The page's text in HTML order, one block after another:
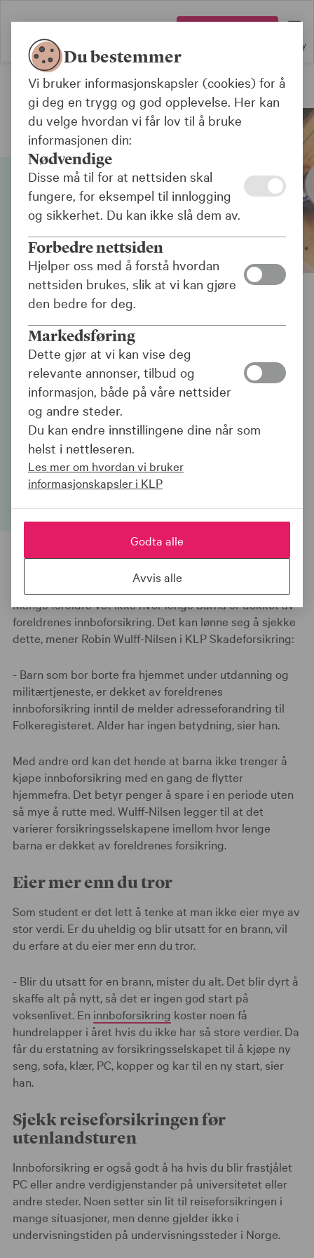
Meny
Forsikring
Mange vet ikke om
barna er innboforsikret
| 15.05.26
Har barna flyttet ut? Mange foreldre vet
ikke om barna er innboforsikret eller hvor
lenge de er dekket av reiseforsikringen
deres. Det kan lønne seg å sjekke!
Mange foreldre vet ikke hvor lenge barna er dekket av
foreldrenes innboforsikring. Det kan lønne seg å sjekke
dette, mener Robin Wulff-Nilsen i KLP Skadeforsikring:
- Barn som bor borte fra hjemmet under utdanning og
militærtjeneste, er dekket av foreldrenes
innboforsikring inntil de melder adresseforandring til
Folkeregisteret. Alder har ingen betydning, sier han.
Med andre ord kan det hende at barna ikke trenger å
kjøpe innboforsikring med en gang de flytter
hjemmefra. Det betyr penger å spare i en periode uten
så mye å rutte med. Wulff-Nilsen legger til at det
varierer forsikringsselskapene imellom hvor lenge
barna er dekket av foreldrenes forsikring.
Eier mer enn du tror
Som student er det lett å tenke at man ikke eier mye av
stor verdi. Er du uheldig og blir utsatt for en brann, vil
du erfare at du eier mer enn du tror.
- Blir du utsatt for en brann, mister du alt. Det blir dyrt å
skaffe alt på nytt, så det er ingen god start på
voksenlivet. En innboforsikring koster noen få
hundrelapper i året hvis du ikke har så store verdier. Da
får du erstatning av forsikringsselskapet til å kjøpe ny
seng, sofa, klær, PC, kopper og kar til en ny start, sier
han.
Sjekk reiseforsikringen før
utenlandsturen
Innboforsikring er også godt å ha hvis du blir frastjålet
PC eller andre verdigjenstander på universitetet eller
andre steder. Noen setter sin lit til reiseforsikringen i
mange situasjoner, men denne gjelder ikke i
undervisningstiden på undervisningssteder i Norge.
Du bestemmer
Vi bruker informasjonskapsler (cookies) for å
gi deg en trygg og god opplevelse. Her kan
du velge hvordan vi får lov til å bruke
informasjonen din:
Nødvendige
Disse må til for at nettsiden skal
fungere, for eksempel til innlogging
og sikkerhet. Du kan ikke slå dem av.
Forbedre nettsiden
Hjelper oss med å forstå hvordan
nettsiden brukes, slik at vi kan gjøre
den bedre for deg.
Markedsføring
Dette gjør at vi kan vise deg
relevante annonser, tilbud og
informasjon, både på våre nettsider
og andre steder.
Du kan endre innstillingene dine når som
helst i nettleseren.
Les mer om hvordan vi bruker
informasjonskapsler i KLP
Godta alle
Avvis alle